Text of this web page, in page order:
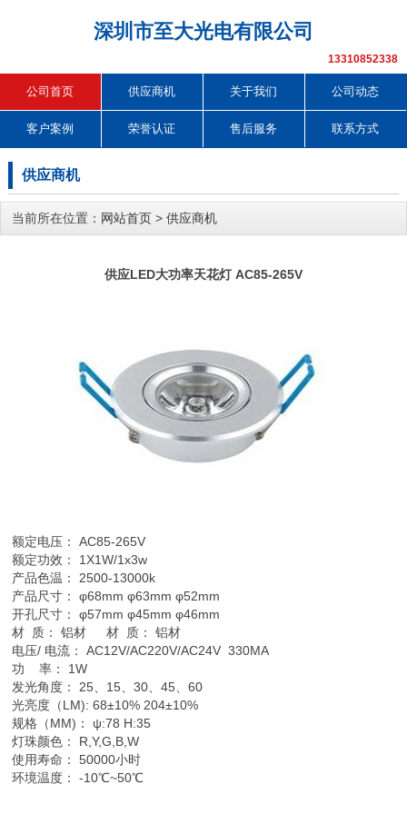
深圳市至大光电有限公司
13310852338
公司首页 供应商机 关于我们 公司动态
客户案例 荣誉认证 售后服务 联系方式
供应商机
当前所在位置： 网站首页 > 供应商机
供应LED大功率天花灯 AC85-265V
额定电压： AC85-265V
额定功效： 1X1W/1x3w
产品色温： 2500-13000k
产品尺寸： φ68mm φ63mm φ52mm
开孔尺寸： φ57mm φ45mm φ46mm
材 质： 铝材 材 质： 铝材
电压/ 电流： AC12V/AC220V/AC24V 330MA
功 率： 1W
发光角度： 25、15、30、45、60
光亮度（LM): 68±10% 204±10%
规格（MM)： ψ:78 H:35
灯珠颜色： R,Y,G,B,W
使用寿命： 50000小时
环境温度： -10℃~50℃